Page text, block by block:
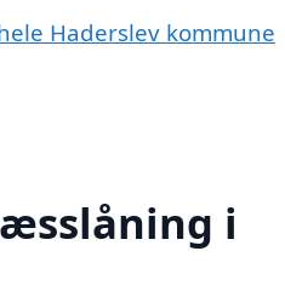
Haderslev kommune
i